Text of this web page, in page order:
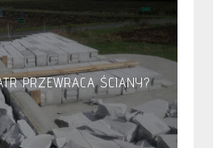
PRZEWRACA ŚCIANY?